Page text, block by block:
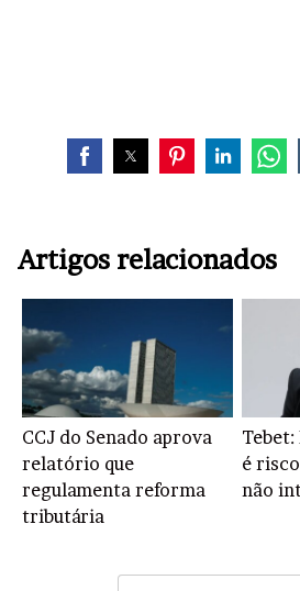
Artigos relacionados
CCJ do Senado aprova
relatório que
regulamenta reforma
tributária
Tebet:
é
não